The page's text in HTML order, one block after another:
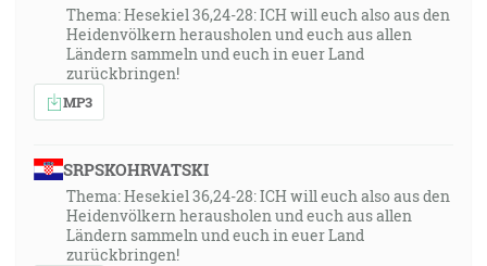
Thema: Hesekiel 36,24-28: ICH will euch also aus den
Heidenvölkern herausholen und euch aus allen
Ländern sammeln und euch in euer Land
zurückbringen!
MP3
SRPSKOHRVATSKI
Thema: Hesekiel 36,24-28: ICH will euch also aus den
Heidenvölkern herausholen und euch aus allen
Ländern sammeln und euch in euer Land
zurückbringen!